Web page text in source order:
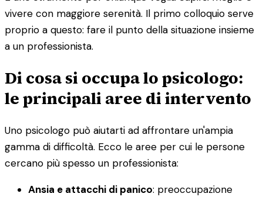
vivere con maggiore serenità. Il primo colloquio serve
proprio a questo: fare il punto della situazione insieme
a un professionista.
Di cosa si occupa lo psicologo:
le principali aree di intervento
Uno psicologo può aiutarti ad affrontare un'ampia
gamma di difficoltà. Ecco le aree per cui le persone
cercano più spesso un professionista:
Ansia e attacchi di panico: preoccupazione